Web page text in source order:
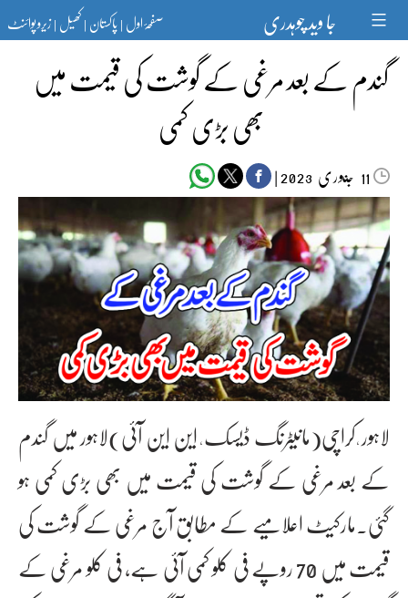
content جا وید چوہدری صفحۂ اول|پاکستان|کھیل|زیرو پوائنٹ
گندم کے بعد مرغی کے گوشت کی قیمت میں
بھی بڑی کمی
11 جنوری‬‮ |
لاہور ٗ کراچی(مانیٹرنگ ڈیسک ٗ این این آئی)لاہور میں گندم
کے بعد مرغی کے گوشت کی قیمت میں بھی بڑی کمی ہو
گئی۔مارکیٹ اعلامیے کے مطابق آج مرغی کے گوشت کی
قیمت میں 70 روپے فی کلو کمی آئی ہے، فی کلو مرغی کے